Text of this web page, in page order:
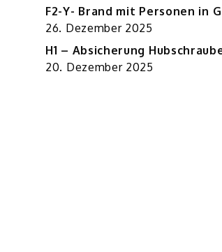
F2-Y- Brand mit Personen in
26. Dezember 2025
H1 – Absicherung
20. Dezember 2025